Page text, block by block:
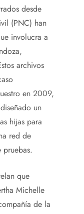
desde
(PNC) han
involucra a
archivos
en 2009,
un
hijas para
red de
pruebas.
que
Michelle
de la